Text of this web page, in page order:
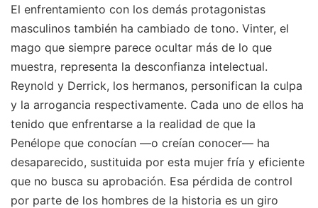
El enfrentamiento con los demás protagonistas
masculinos también ha cambiado de tono. Vinter, el
mago que siempre parece ocultar más de lo que
muestra, representa la desconfianza intelectual.
Reynold y Derrick, los hermanos, personifican la culpa
y la arrogancia respectivamente. Cada uno de ellos ha
tenido que enfrentarse a la realidad de que la
Penélope que conocían —o creían conocer— ha
desaparecido, sustituida por esta mujer fría y eficiente
que no busca su aprobación. Esa pérdida de control
por parte de los hombres de la historia es un giro